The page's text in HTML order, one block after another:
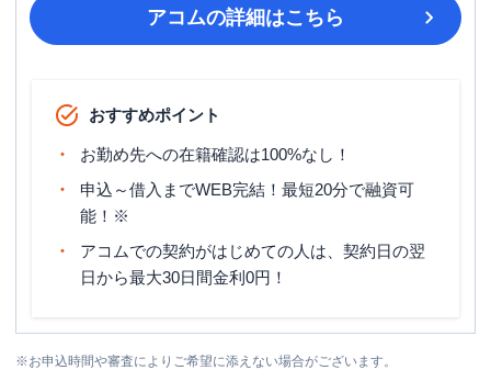
アコムの詳細はこちら
おすすめポイント
お勤め先への在籍確認は100%なし！
申込～借入までWEB完結！最短20分で融資可
能！※
アコムでの契約がはじめての人は、契約日の翌
日から最大30日間金利0円！
※お申込時間や審査によりご希望に添えない場合がございます。